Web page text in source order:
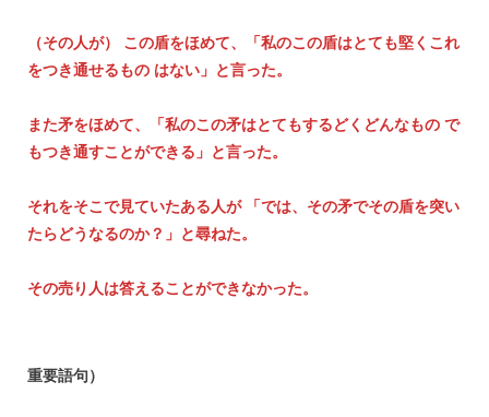
（その人が） この盾をほめて、「私のこの盾はとても堅くこれ
をつき通せるもの はない」と言った。
また矛をほめて、「私のこの矛はとてもするどくどんなもの で
もつき通すことができる」と言った。
それをそこで見ていたある人が 「では、その矛でその盾を突い
たらどうなるのか？」と尋ねた。
その売り人は答えることができなかった。
重要語句）